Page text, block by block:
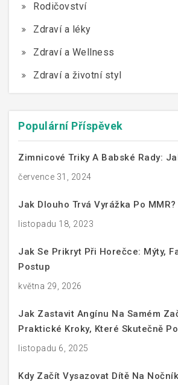
Rodičovství
Zdraví a léky
Zdraví a Wellness
Zdraví a životní styl
Populární Příspěvek
Zimnicové Triky A Babské Rady:
července 31, 2024
Jak Dlouho Trvá Vyrážka Po MMR?
listopadu 18, 2023
Jak Se Prikryt Při Horečce: Mýty,
Postup
května 29, 2026
Jak Zastavit Angínu Na Samém
Praktické Kroky, Které Skutečně
listopadu 6, 2025
Kdy Začít Vysazovat Dítě Na